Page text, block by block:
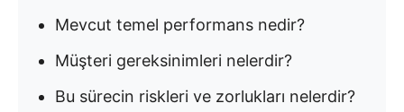
Mevcut temel performans nedir?
Müşteri gereksinimleri nelerdir?
Bu sürecin riskleri ve zorlukları nelerdir?